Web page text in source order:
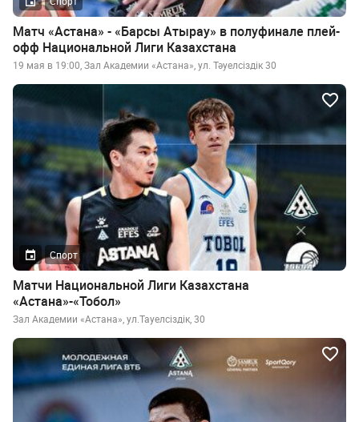
Матч «Астана» - «Барсы Атырау» в полуфинале плей-
офф Национальной Лиги Казахстана
19 мая в 19:00, Зал Академии «Астана», ул. Тәуелсiздiк 30
Спорт
Матчи Национальной Лиги Казахстана
«Астана»-«Тобол»
Зал Академии «Астана», ул.Тауелсiздiк, 30